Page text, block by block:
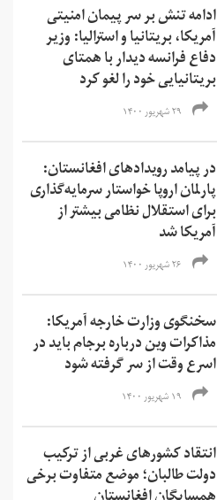
ادامه تنش بر سر پیمان امنیتی
آمریکا، بریتانیا و استرالیا: وزیر
دفاع فرانسه دیدار با همتای
بریتانیایی‌ خود را لغو کرد
۲۹ شهریور ۱۴۰۰
در پیامد رویدادهای افغانستان:
پارلمان اروپا خواستار سرمایه‌گذاری
برای استقلال نظامی بیشتر از
آمریکا شد
۲۶ شهریور ۱۴۰۰
سخنگوی وزارت خارجه آمریکا:
مذاکرات وین درباره برجام باید در
اسرع وقت از سر گرفته شود
۱۹ شهریور ۱۴۰۰
انتقاد کشورهای غربی از ترکیب
دولت طالبان؛ موضع متفاوت برخی